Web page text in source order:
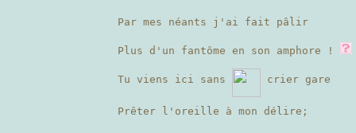
Par mes néants j'ai fait pâlir
Plus d'un fantôme en son amphore !
Tu viens ici sans crier gare
Prêter l'oreille à mon délire;